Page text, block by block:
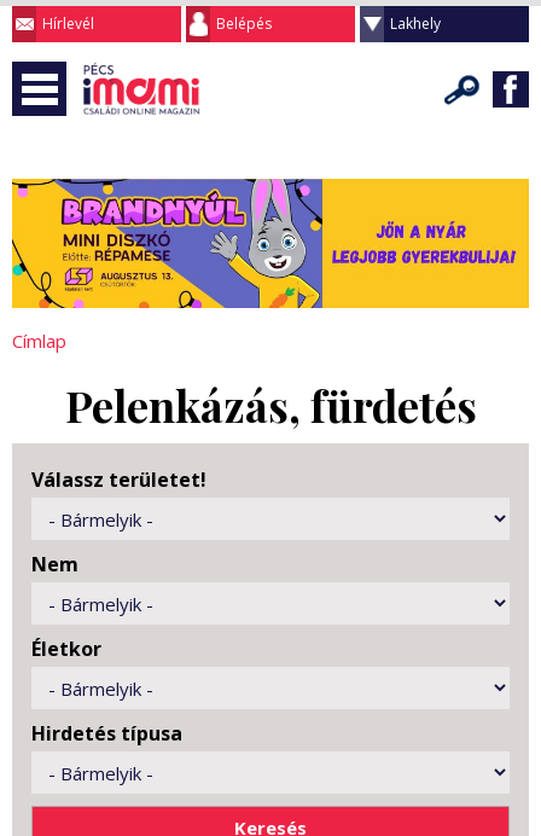
Hírlevél Belépés Lakhely
Címlap
Pelenkázás, fürdetés
Válassz területet!
Nem
Életkor
Hirdetés típusa